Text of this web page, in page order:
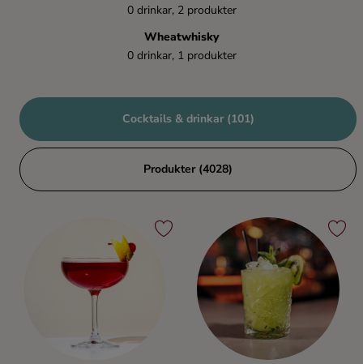
0 drinkar, 2 produkter
Wheatwhisky
0 drinkar, 1 produkter
Cocktails & drinkar (101)
Produkter (4028)